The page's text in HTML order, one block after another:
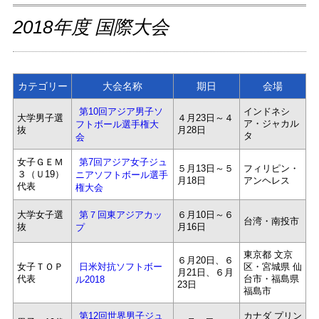
2018年度 国際大会
カテゴリー 大会名称 期日 会場
大学男子選
抜
第10回アジア男子ソ
フトボール選手権大
会
４月23日～４
月28日
インドネシ
ア・ジャカル
タ
女子ＧＥＭ
３（Ｕ19）
代表
第7回アジア女子ジュ
ニアソフトボール選手
権大会
５月13日～５
月18日
フィリピン・
アンヘレス
大学女子選
抜
第７回東アジアカッ
プ
６月10日～６
月16日
台湾・南投市
女子ＴＯＰ
代表
日米対抗ソフトボー
ル2018
６月20日、６
月21日、６月
23日
東京都 文京
区・宮城県 仙
台市・福島県
福島市
第12回世界男子ジュ カナダ プリン